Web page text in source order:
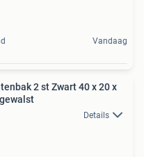
Vandaag
2 st Zwart 40 x 20 x
Details